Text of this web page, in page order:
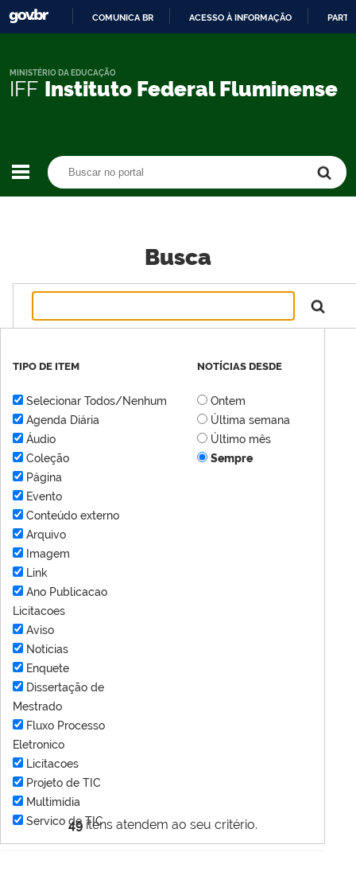
CONTEÚDO
COMUNICA BR ACESSO À INFORMAÇÃO
IFF Instituto Federal Fluminense
MINISTÉRIO DA EDUCAÇÃO
Busca
49itens atendem ao seu critério.
TIPO DE ITEM
Selecionar Todos/Nenhum
Agenda Diária
Áudio
Coleção
Página
Evento
Conteúdo externo
Arquivo
Imagem
Link
Ano Publicacao
Licitacoes
Aviso
Notícias
Enquete
Dissertação de
Mestrado
Fluxo Processo
Eletronico
Licitacoes
Projeto de TIC
Multimídia
Servico de TIC
NOTÍCIAS DESDE
Ontem
Última semana
Último mês
Sempre